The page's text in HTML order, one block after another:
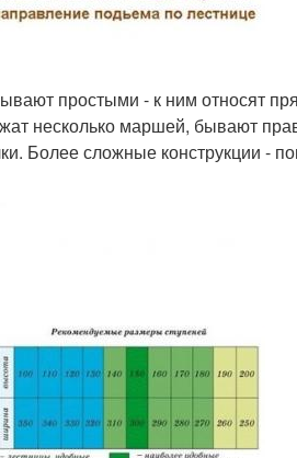
простыми - к ним относят
несколько маршей, бывают
Более сложные конструкции -